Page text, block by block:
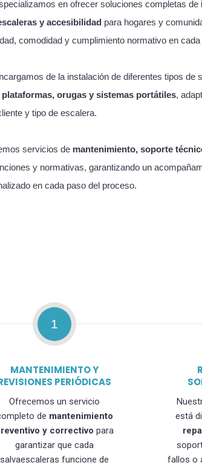
en ofrecer soluciones completas de
y accesibilidad para hogares y
comodidad y cumplimiento normativo en
de la instalación de diferentes tipos de
orugas y sistemas portátiles,
y tipo de escalera.
servicios de mantenimiento, soporte
y normativas, garantizando un
en cada paso del proceso.
1
MANTENIMIENTO Y
PERIÓDICAS
Ofrecemos un servicio
de mantenimiento
y correctivo para
garantizar que cada
salvaescaleras funcione de
está
fallos o